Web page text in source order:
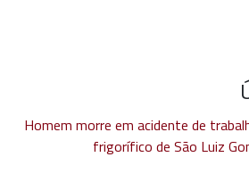
Homem morre em acidente de
frigorífico de São Luiz